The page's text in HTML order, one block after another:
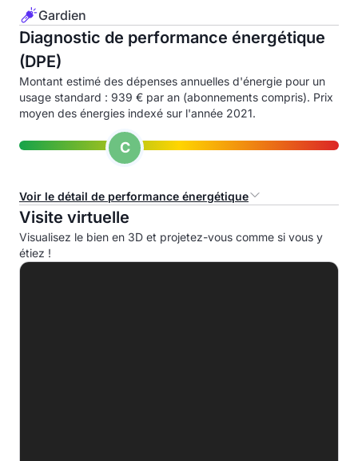
Gardien
Diagnostic de performance énergétique
(DPE)
Montant estimé des dépenses annuelles d'énergie pour un
usage standard : 939 € par an (abonnements compris). Prix
moyen des énergies indexé sur l'année 2021.
C
Voir le détail de performance énergétique
Consommation d'énergie primaire (CEP)
A
Visite virtuelle
Visualisez le bien en 3D et projetez-vous comme si vous y
étiez !